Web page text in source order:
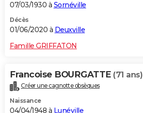
07/03/1930 à Sornéville
Décès
01/06/2020 à Deuxville
Famille GRIFFATON
Francoise BOURGATTE (71 ans)
Créer une cagnotte obsèques
Naissance
04/04/1948 à Lunéville